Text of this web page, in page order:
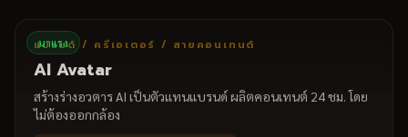
→วัดผล / รายงาน อัตโนมัติ
ตัวอย่างหัวข้อ
ออกแบบ workflow การตลาดด้วย AI
•Prompt / Skill ของทีม
มาแรง
แบรนด์ / ครีเอเตอร์ / สายคอนเทนต์
AI Avatar
สร้างร่างอวตาร AI เป็นตัวแทนแบรนด์ ผลิตคอนเทนต์ 24 ชม. โดย
ไม่ต้องออกกล้อง